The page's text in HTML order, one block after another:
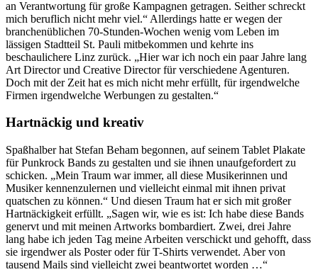
an Verantwortung für große Kampagnen getragen. Seither schreckt
mich beruflich nicht mehr viel.“ Allerdings hatte er wegen der
branchenüblichen 70-Stunden-Wochen wenig vom Leben im
lässigen Stadtteil St. Pauli mitbekommen und kehrte ins
beschaulichere Linz zurück. „Hier war ich noch ein paar Jahre lang
Art Director und Creative Director für verschiedene Agenturen.
Doch mit der Zeit hat es mich nicht mehr erfüllt, für irgendwelche
Firmen irgendwelche Werbungen zu gestalten.“
Hartnäckig und kreativ
Spaßhalber hat Stefan Beham begonnen, auf seinem Tablet Plakate
für Punkrock Bands zu gestalten und sie ihnen unaufgefordert zu
schicken. „Mein Traum war immer, all diese Musikerinnen und
Musiker kennenzulernen und vielleicht einmal mit ihnen privat
quatschen zu können.“ Und diesen Traum hat er sich mit großer
Hartnäckigkeit erfüllt. „Sagen wir, wie es ist: Ich habe diese Bands
genervt und mit meinen Artworks bombardiert. Zwei, drei Jahre
lang habe ich jeden Tag meine Arbeiten verschickt und gehofft, dass
sie irgendwer als Poster oder für T-Shirts verwendet. Aber von
tausend Mails sind vielleicht zwei beantwortet worden …“